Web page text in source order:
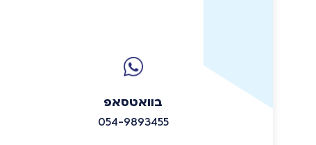
בוואטסאפ
054-9893455